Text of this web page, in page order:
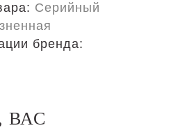
Серийный
бренда:
ВАС